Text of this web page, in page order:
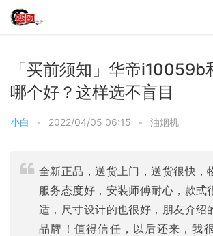
「买前须知」华帝i10059b
哪个好？这样选不盲目
小白 • 2022/04/05 06:15 • 油烟机
全新正品，送货上门，送货很快，
服务态度好，安装师傅耐心，款式
适，尺寸设计的也很好，朋友介绍
品牌！值得信任，以后还来，我